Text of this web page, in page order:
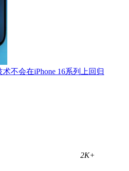
不会在iPhone 16系列上回归
2K+